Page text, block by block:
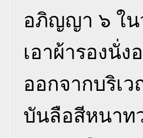
อภิญญา ๖ ใน
เอาผ้ารองนั่
ออกจากบริเ
บันลือสีหนาท